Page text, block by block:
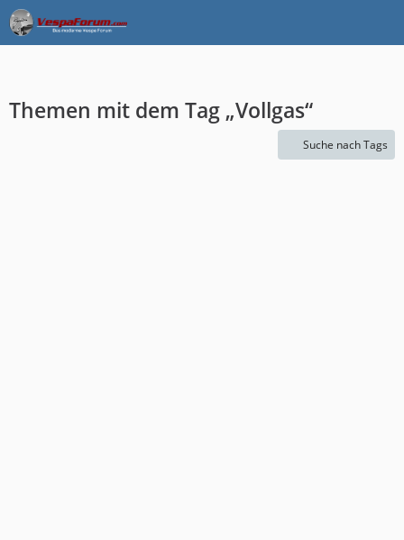
Themen mit dem Tag „Vollgas“
Suche nach Tags